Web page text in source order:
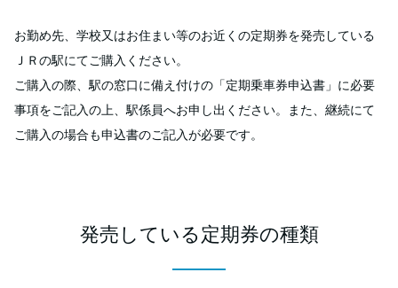
お勤め先、学校又はお住まい等のお近くの定期券を発売している
ＪＲの駅にてご購入ください。
ご購入の際、駅の窓口に備え付けの「定期乗車券申込書」に必要
事項をご記入の上、駅係員へお申し出ください。また、継続にて
ご購入の場合も申込書のご記入が必要です。
発売している定期券の種類